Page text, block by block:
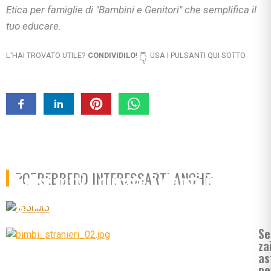
Etica per famiglie di "Bambini e Genitori" che semplifica il
tuo educare.
L'HAI TROVATO UTILE? CONDIVIDILO! 👇 USA I PULSANTI QUI SOTTO
POTREBBERO INTERESSARTI ANCHE:
Falsi miti…curare i denti in
gravidanza si può